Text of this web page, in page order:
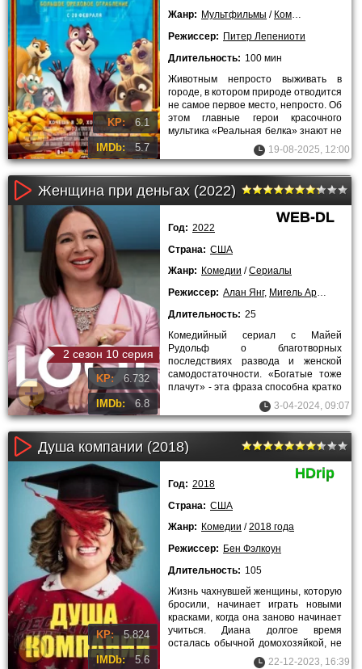
KP: 6.1
IMDb: 5.7
Жанр: Мультфильмы / Комедии
Режиссер: Питер Лепениоти
Длительность: 100 мин
Животным непросто выживать в
городе, в котором природе отводится
не самое первое место, непросто. Об
этом главные герои красочного
мультика «Реальная белка» знают не
понаслышке – они уже19-08-2025, 12:00
Женщина при деньгах (2022)
2 сезон 10 серия
KP: 6.732
IMDb: 6.8
WEB-DL
Год: 2022
Страна: США
Жанр: Комедии /Сериалы
Режиссер: Алан Янг, Мигель Артета
Длительность: 25
Комедийный сериал с Майей
Рудольф о благотворных
последствиях развода и женской
самодостаточности. «Богатые тоже
плачут» - эта фраза способна кратко
описать то, что происходит в
сериале.
3-04-2024, 09:07
Душа компании (2018)
KP: 5.824
IMDb: 5.6
HDrip
Год: 2018
Страна: США
Жанр: Комедии /2018 года
Режиссер: Бен Фэлкоун
Длительность: 105
Жизнь чахнувшей женщины, которую
бросили, начинает играть новыми
красками, когда она заново начинает
учиться. Диана долгое время
осталась обычной домохозяйкой, не
работала и уделяла всё22-12-2023, 16:39